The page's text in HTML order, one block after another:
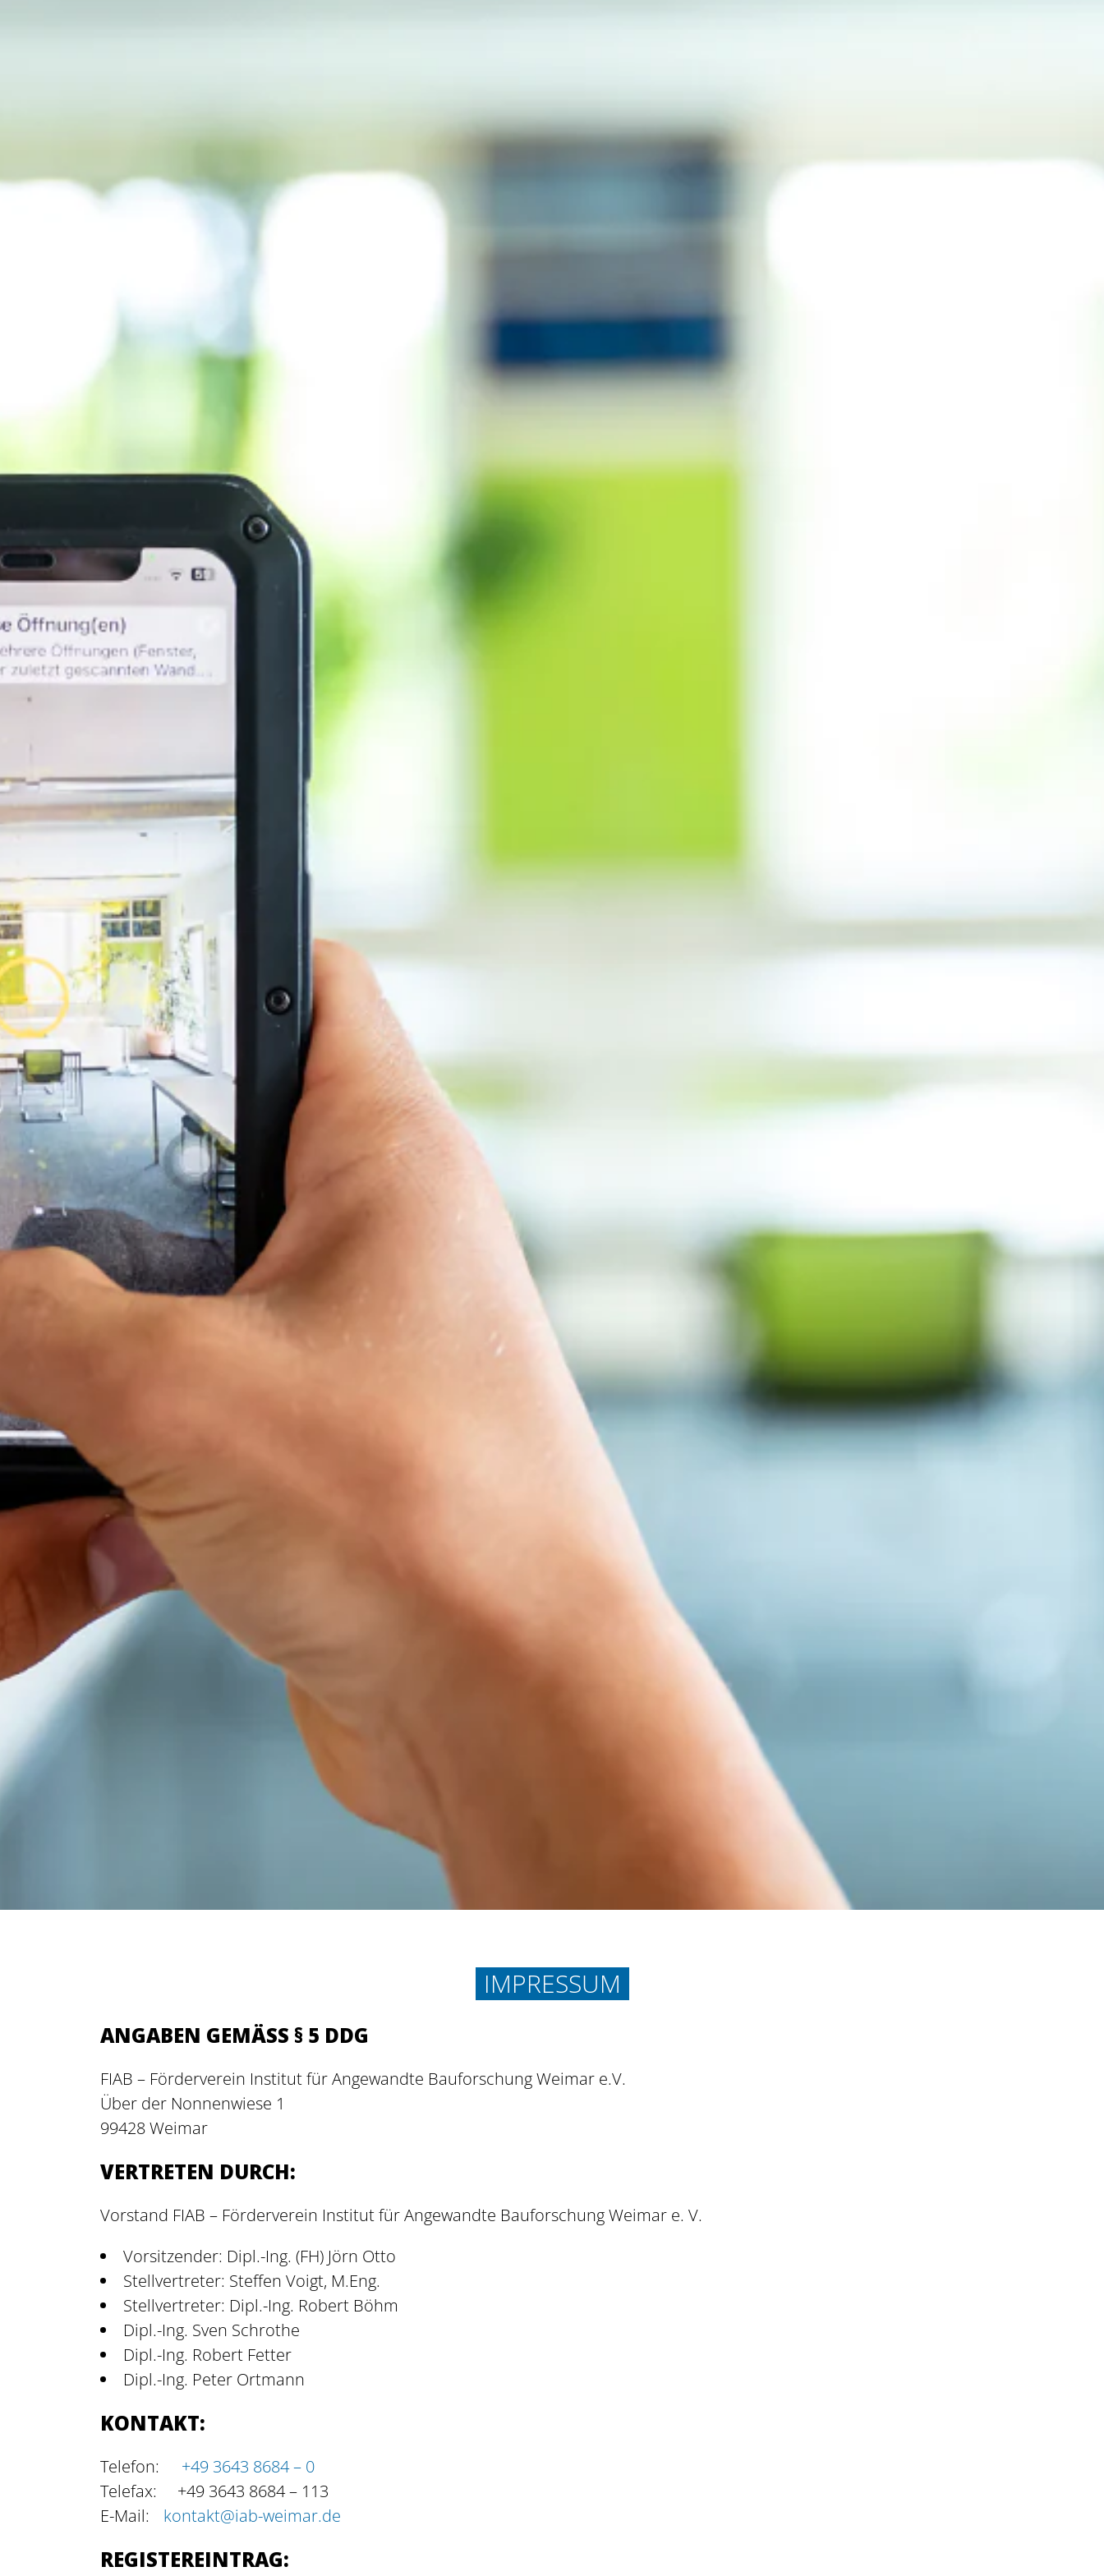
IMPRESSUM
ANGABEN GEMÄSS § 5 DDG
FIAB – Förderverein Institut für Angewandte Bauforschung Weimar e.V.
Über der Nonnenwiese 1
99428 Weimar
VERTRETEN DURCH:
Vorstand FIAB – Förderverein Institut für Angewandte Bauforschung Weimar e. V.
Vorsitzender: Dipl.-Ing. (FH) Jörn Otto
Stellvertreter: Steffen Voigt, M.Eng.
Stellvertreter: Dipl.-Ing. Robert Böhm
Dipl.-Ing. Sven Schrothe
Dipl.-Ing. Robert Fetter
Dipl.-Ing. Peter Ortmann
KONTAKT:
Telefon:
+49 3643 8684 – 0
Telefax: +49 3643 8684 – 113
E-Mail:
kontakt@iab-weimar.de
REGISTEREINTRAG: